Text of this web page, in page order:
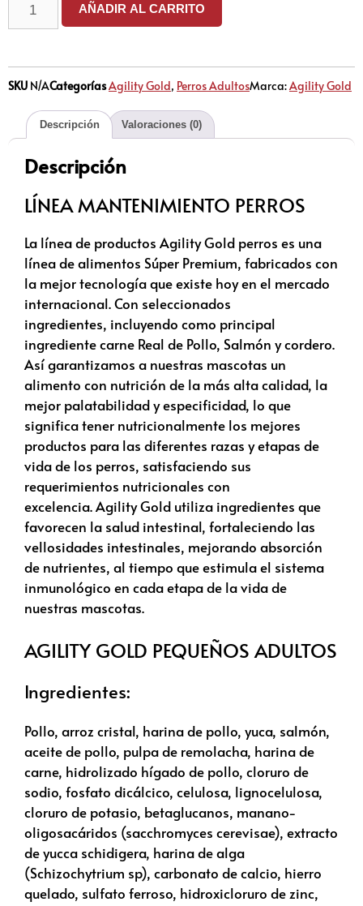
AÑADIR AL CARRITO
SKU N/ACategoríasAgility Gold, Perros AdultosMarca:Agility Gold
Descripción Valoraciones (0)
Descripción
LÍNEA MANTENIMIENTO PERROS
La línea de productos AgilityGold perros es una
línea de alimentos Súper Premium, fabricados con
la mejor tecnología que existe hoy en el mercado
internacional. Con seleccionados
ingredientes, incluyendo como principal
ingrediente carne Real de Pollo, Salmón y cordero.
Así garantizamos a nuestras mascotas un
alimento con nutrición de la más alta calidad, la
mejor palatabilidady especificidad, lo que
significa tener nutricionalmente los mejores
productos para las diferentes razas y etapas de
vida de los perros, satisfaciendo sus
requerimientos nutricionales con
excelencia.AgilityGold utiliza ingredientes que
favorecen la salud intestinal, fortaleciendo las
vellosidades intestinales, mejorando absorción
de nutrientes, al tiempo que estimula el sistema
inmunológico en cada etapa de la vida de
nuestras mascotas.
AGILITY GOLD PEQUEÑOS ADULTOS
Ingredientes:
Pollo, arroz cristal, harina de pollo, yuca, salmón,
aceite de pollo, pulpa de remolacha, harina de
carne, hidrolizado hígado de pollo, cloruro de
sodio, fosfato dicálcico, celulosa, lignocelulosa,
cloruro de potasio, betaglucanos, manano-
oligosacáridos (sacchromyces cerevisae), extracto
de yucca schidigera, harina de alga
(Schizochytrium sp), carbonato de calcio, hierro
quelado, sulfato ferroso, hidroxicloruro de zinc,